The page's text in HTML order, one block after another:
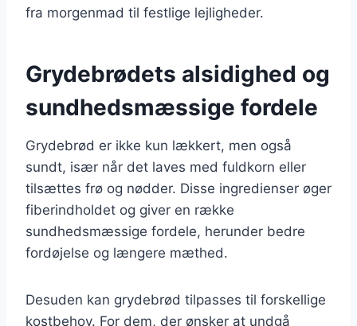
fra morgenmad til festlige lejligheder.
Grydebrødets alsidighed og
sundhedsmæssige fordele
Grydebrød er ikke kun lækkert, men også
sundt, især når det laves med fuldkorn eller
tilsættes frø og nødder. Disse ingredienser øger
fiberindholdet og giver en række
sundhedsmæssige fordele, herunder bedre
fordøjelse og længere mæthed.
Desuden kan grydebrød tilpasses til forskellige
kostbehov. For dem, der ønsker at undgå